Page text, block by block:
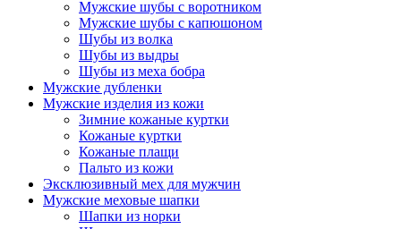
Мужские шубы с воротником
Мужские шубы с капюшоном
Шубы из волка
Шубы из выдры
Шубы из меха бобра
Мужские дубленки
Мужские изделия из кожи
Зимние кожаные куртки
Кожаные куртки
Кожаные плащи
Пальто из кожи
Эксклюзивный мех для мужчин
Мужские меховые шапки
Шапки из норки